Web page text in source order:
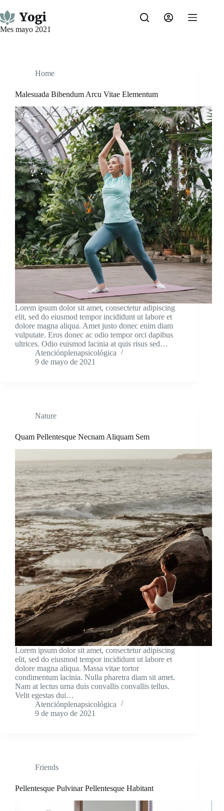
al
contenido
Mes mayo 2021
Home
Malesuada Bibendum Arcu Vitae Elementum
Lorem ipsum dolor sit amet, consectetur adipiscing
elit, sed do eiusmod tempor incididunt ut labore et
dolore magna aliqua. Amet justo donec enim diam
vulputate. Eros donec ac odio tempor orci dapibus
ultrices. Odio euismod lacinia at quis risus sed…
Atenciónplenapsicológica
9 de mayo de 2021
Nature
Quam Pellentesque Necnam Aliquam Sem
Lorem ipsum dolor sit amet, consectetur adipiscing
elit, sed do eiusmod tempor incididunt ut labore et
dolore magna aliqua. Massa vitae tortor
condimentum lacinia. Nulla pharetra diam sit amet.
Nam at lectus urna duis convallis convallis tellus.
Velit egestas dui…
Atenciónplenapsicológica
9 de mayo de 2021
Friends
Pellentesque Pulvinar Pellentesque Habitant